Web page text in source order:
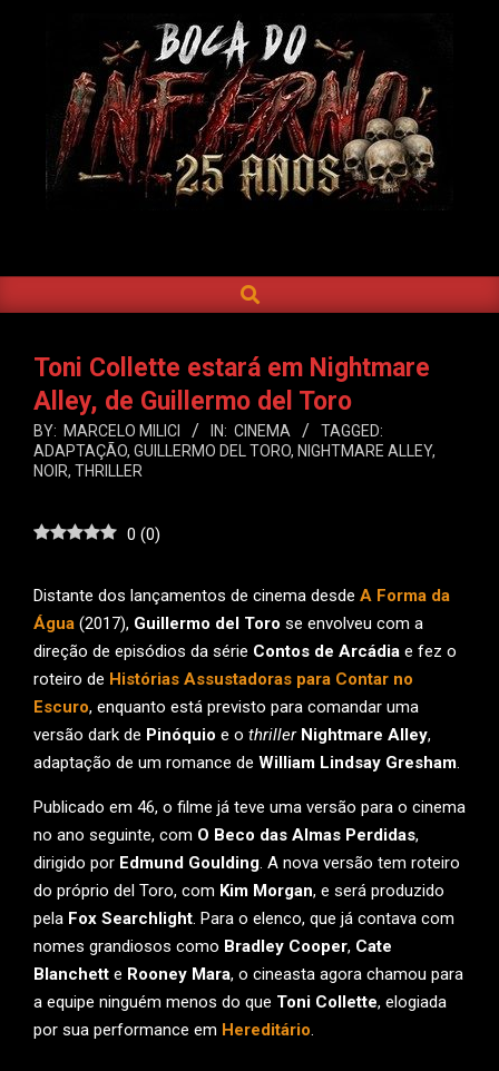
DO
INFERNO
Navigation
SEARCH
Toni Collette estará em Nightmare
Alley, de Guillermo del Toro
BY: MARCELO MILICI IN: CINEMA
TAGGED:
ADAPTAÇÃO, GUILLERMO DEL TORO, NIGHTMARE ALLEY,
NOIR, THRILLER
0 (0)
Distante dos lançamentos de cinema desde A Forma da
Água (2017), Guillermo del Toro se envolveu com a
direção de episódios da série Contos de Arcádia e fez o
roteiro de Histórias Assustadoras para Contar no
Escuro, enquanto está previsto para comandar uma
versão dark de Pinóquio e o thriller Nightmare Alley,
adaptação de um romance de William Lindsay Gresham.
Publicado em 46, o filme já teve uma versão para o cinema
no ano seguinte, com O Beco das Almas Perdidas,
dirigido por Edmund Goulding. A nova versão tem roteiro
do próprio del Toro, com Kim Morgan, e será produzido
pela Fox Searchlight. Para o elenco, que já contava com
nomes grandiosos como Bradley Cooper, Cate
Blanchett e Rooney Mara, o cineasta agora chamou para
a equipe ninguém menos do que Toni Collette, elogiada
por sua performance em Hereditário.